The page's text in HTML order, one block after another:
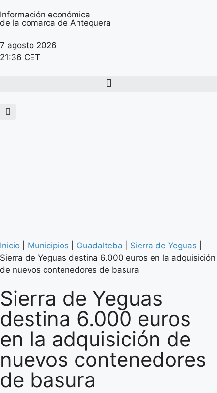
Información económica
de la comarca de Antequera
7 agosto 2026
21:36 CET
Inicio Municipios Guadalteba Sierra de Yeguas
Sierra de Yeguas destina 6.000 euros en la adquisición
de nuevos contenedores de basura
Sierra de Yeguas
destina 6.000 euros
en la adquisición de
nuevos contenedores
de basura